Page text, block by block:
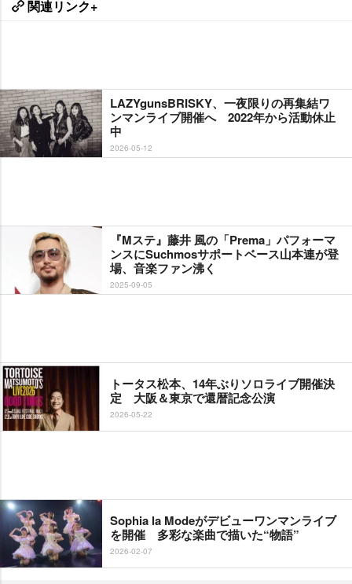
関連リンク+
LAZYgunsBRISKY、一夜限りの再集結ワ
ンマンライブ開催へ 2022年から活動休止
中
2026-05-12
『Mステ』藤井 風の「Prema」パフォーマ
ンスにSuchmosサポートベース山本連が登
場、音楽ファン沸く
2025-09-05
トータス松本、14年ぶりソロライブ開催決
定 大阪＆東京で還暦記念公演
2026-05-22
Sophia la Modeがデビューワンマンライブ
を開催 多彩な楽曲で描いた“物語”
2026-02-07